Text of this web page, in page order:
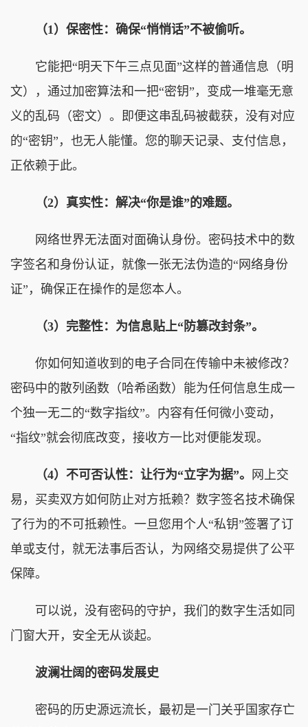
（1）保密性：确保“悄悄话”不被偷听。
它能把“明天下午三点见面”这样的普通信息（明
文），通过加密算法和一把“密钥”，变成一堆毫无意
义的乱码（密文）。即便这串乱码被截获，没有对应
的“密钥”，也无人能懂。您的聊天记录、支付信息，
正依赖于此。
（2）真实性：解决“你是谁”的难题。
网络世界无法面对面确认身份。密码技术中的数
字签名和身份认证，就像一张无法伪造的“网络身份
证”，确保正在操作的是您本人。
（3）完整性：为信息贴上“防篡改封条”。
你如何知道收到的电子合同在传输中未被修改？
密码中的散列函数（哈希函数）能为任何信息生成一
个独一无二的“数字指纹”。内容有任何微小变动，
“指纹”就会彻底改变，接收方一比对便能发现。
（4）不可否认性：让行为“立字为据”。
网上交
易，买卖双方如何防止对方抵赖？数字签名技术确保
了行为的不可抵赖性。一旦您用个人“私钥”签署了订
单或支付，就无法事后否认，为网络交易提供了公平
保障。
可以说，没有密码的守护，我们的数字生活如同
门窗大开，安全无从谈起。
波澜壮阔的密码发展史
密码的历史源远流长，最初是一门关乎国家存亡